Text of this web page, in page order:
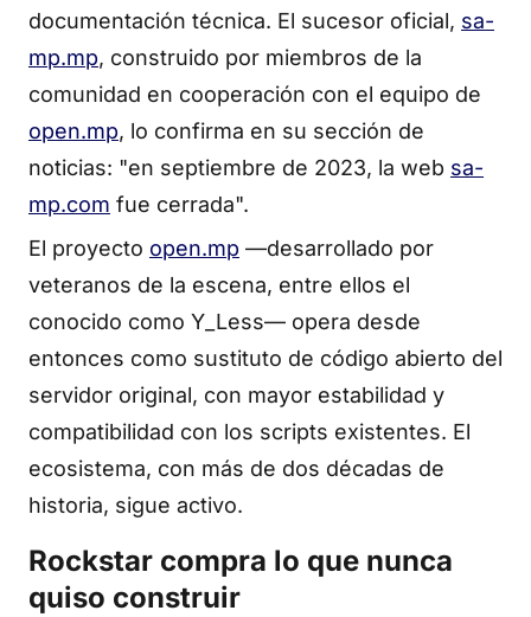
documentación técnica. El sucesor oficial, sa-
mp.mp, construido por miembros de la
comunidad en cooperación con el equipo de
open.mp, lo confirma en su sección de
noticias: "en septiembre de 2023, la web sa-
mp.com fue cerrada".
El proyecto open.mp —desarrollado por
veteranos de la escena, entre ellos el
conocido como Y_Less— opera desde
entonces como sustituto de código abierto del
servidor original, con mayor estabilidad y
compatibilidad con los scripts existentes. El
ecosistema, con más de dos décadas de
historia, sigue activo.
Rockstar compra lo que nunca
quiso construir